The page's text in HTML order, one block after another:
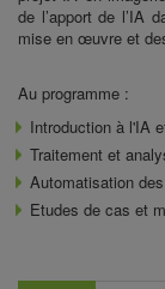
de l’apport de l’IA
mise en œuvre et
Au programme :
Introduction à l'IA
Traitement et
Automatisation
Etudes de cas et